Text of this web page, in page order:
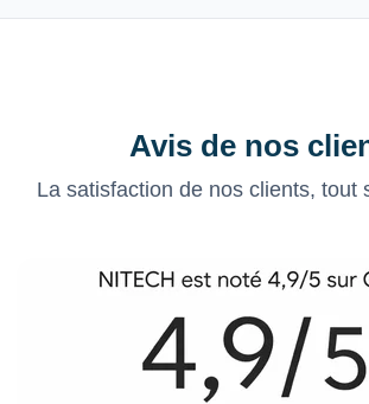
Avis de nos
La satisfaction de nos clients, tout